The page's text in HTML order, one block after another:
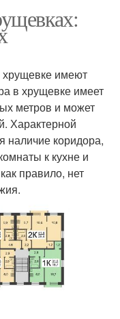
имеют
в хрущевке имеет
метров и может
Характерной
наличие коридора,
к кухне и
правило, нет